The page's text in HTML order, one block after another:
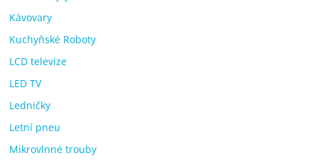
Kávovary
Kuchyňské Roboty
LCD televize
LED TV
Ledničky
Letní pneu
Mikrovlnné trouby